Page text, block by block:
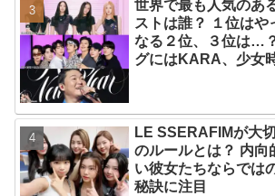
をリリース
世界で最も人気のあ
ストは誰？ １位は
なる２位、３位は…
グにはKARA、少女
LE SSERAFIMが大
のルールとは？ 内向
い彼女たちならでは
秘訣に注目